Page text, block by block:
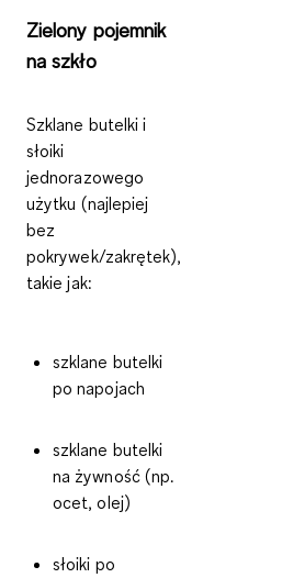
Zielony pojemnik
na szkło
Szklane butelki i
słoiki
jednorazowego
użytku (najlepiej
bez
pokrywek/zakrętek),
takie jak:
szklane butelki
po napojach
szklane butelki
na żywność (np.
ocet, olej)
słoiki po